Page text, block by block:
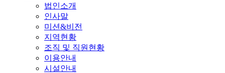
법인소개
인사말
미션&비전
지역현황
조직 및 직원현황
이용안내
시설안내